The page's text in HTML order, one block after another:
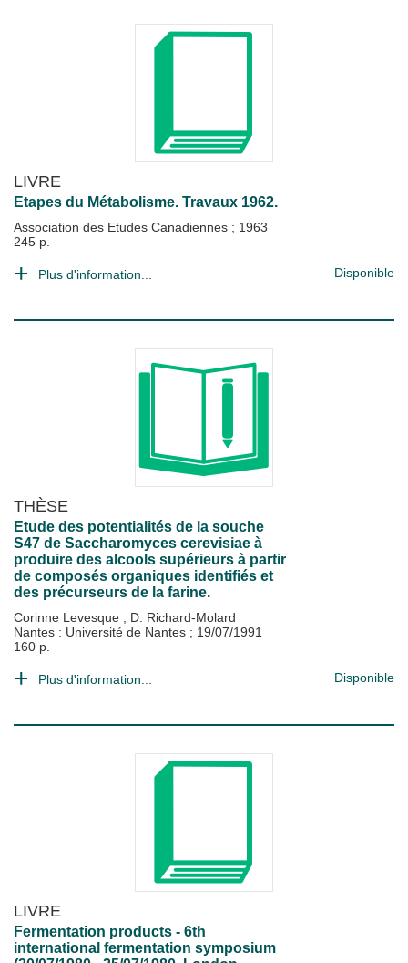
LIVRE
Etapes du Métabolisme. Travaux 1962.
Association des Etudes Canadiennes ; 1963
245 p.
Plus d'information... Disponible
THÈSE
Etude des potentialités de la souche
S47 de Saccharomyces cerevisiae à
produire des alcools supérieurs à partir
de composés organiques identifiés et
des précurseurs de la farine.
Corinne Levesque ; D. Richard-Molard
Nantes : Université de Nantes ; 19/07/1991
160 p.
Plus d'information... Disponible
LIVRE
Fermentation products - 6th
international fermentation symposium